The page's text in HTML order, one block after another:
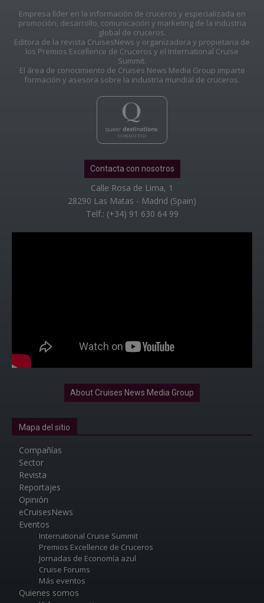
Empresa líder en la información de cruceros y especializada en
promoción, desarrollo, comunicación y marketing de la industria
global de cruceros.
Editora de la revista CruisesNews y organizadora y propietaria de
los Premios Excellence de Cruceros y el International Cruise
Summit.
El área de conocimiento de Cruises News Media Group imparte
formación y asesora sobre la industria mundial de cruceros.
Contacta con nosotros
Calle Rosa de Lima, 1
28290 Las Matas - Madrid (Spain)
Telf.: (+34) 91 630 64 99
About Cruises News Media Group
Mapa del sitio
Compañías
Sector
Revista
Reportajes
Opinión
eCruisesNews
Eventos
International Cruise Summit
Premios Excellence de Cruceros
Jornadas de Economía azul
Cruise Forums
Más eventos
Quienes somos